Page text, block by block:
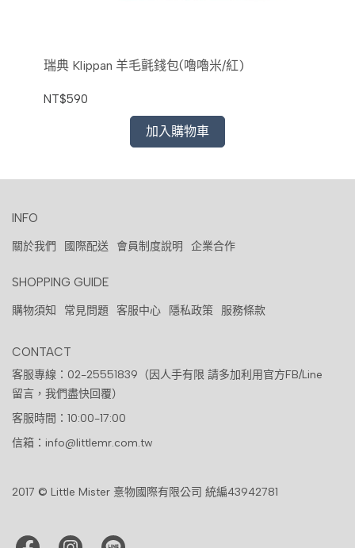
瑞典 Klippan 羊毛氈錢包(嚕嚕米/紅)
NT$590
加入購物車
INFO
關於我們 國際配送 會員制度說明 企業合作
SHOPPING GUIDE
購物須知 常見問題 客服中心 隱私政策 服務條款
CONTACT
客服專線：02-25551839（因人手有限 請多加利用官方FB/Line
留言，我們盡快回覆）
客服時間：10:00-17:00
信箱：info@littlemr.com.tw
2017 © Little Mister 憙物國際有限公司 統編43942781